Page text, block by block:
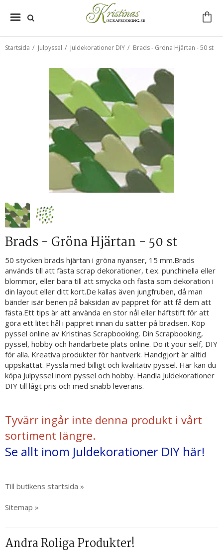
Startsida / Julpyssel / Juldekorationer DIY / Brads - Gröna Hjärtan - 50 st
Brads - Gröna Hjärtan - 50 st
50 stycken brads hjärtan i gröna nyanser, 15 mm.Brads
används till att fästa scrap dekorationer, t.ex. punchinella eller
blommor, eller bara till att smycka och fästa som dekoration i
din layout eller ditt kort.De kallas även jungfruben, då man
bänder isär benen på baksidan av pappret för att få dem att
fästa.Ett tips är att använda en stor nål eller häftstift för att
göra ett litet hål i pappret innan du sätter på bradsen. Köp
pyssel online av Kristinas Scrapbooking. Din Scrapbooking,
pyssel, hobby och handarbete plats online. Do it your self, DIY
för alla. Kreativa produkter för hantverk. Handgjort är alltid
uppskattat. Pyssla med billigt och kvalitativ pyssel. Här kan du
köpa Julpyssel inom pyssel och hobby. Handla Juldekorationer
DIY till lågt pris och med snabb leverans.
Tyvärr ingår inte denna produkt i vårt
sortiment längre.
Se allt inom Juldekorationer DIY här!
Till butikens startsida »
Sitemap »
Andra Roliga Produkter!